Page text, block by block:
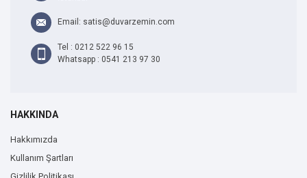
Email: satis@duvarzemin.com
Tel : 0212 522 96 15
Whatsapp : 0541 213 97 30
HAKKINDA
Hakkımızda
Kullanım Şartları